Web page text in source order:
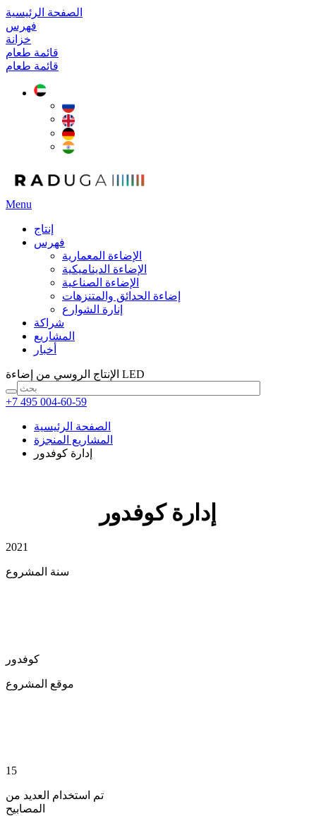
الصفحة الرئيسية
فهرس
خزانة
قائمة طعام
قائمة طعام
Menu
إنتاج
فهرس
الإضاءة المعمارية
الإضاءة الديناميكية
الإضاءة الصناعية
إضاءة الحدائق والمتنزهات
إنارة الشوارع
شراكة
المشاريع
أخبار
الإنتاج الروسي من إضاءة LED
+7 495 004-60-59
الصفحة الرئيسية
المشاريع المنجزة
إدارة كوفدور
إدارة كوفدور
2021
سنة المشروع
كوفدور
موقع المشروع
15
تم استخدام العديد من
المصابيح